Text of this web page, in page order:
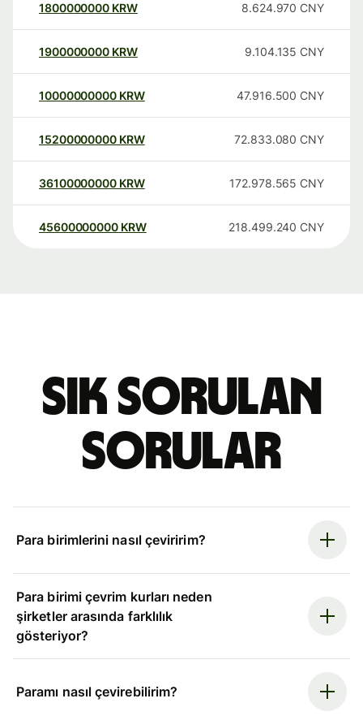
1800000000 KRW 8.624.970 CNY
1900000000 KRW 9.104.135 CNY
10000000000 KRW 47.916.500 CNY
15200000000 KRW 72.833.080 CNY
36100000000 KRW 172.978.565 CNY
45600000000 KRW 218.499.240 CNY
Sık sorulan
sorular
Para birimlerini nasıl çeviririm?
Para birimi çevrim kurları neden
şirketler arasında farklılık
gösteriyor?
Paramı nasıl çevirebilirim?